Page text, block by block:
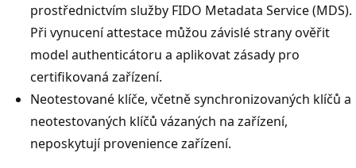
prostřednictvím služby FIDO Metadata Service (MDS).
Při vynucení attestace můžou závislé strany ověřit
model authenticátoru a aplikovat zásady pro
certifikovaná zařízení.
Neotestované klíče, včetně synchronizovaných klíčů a
neotestovaných klíčů vázaných na zařízení,
neposkytují provenience zařízení.